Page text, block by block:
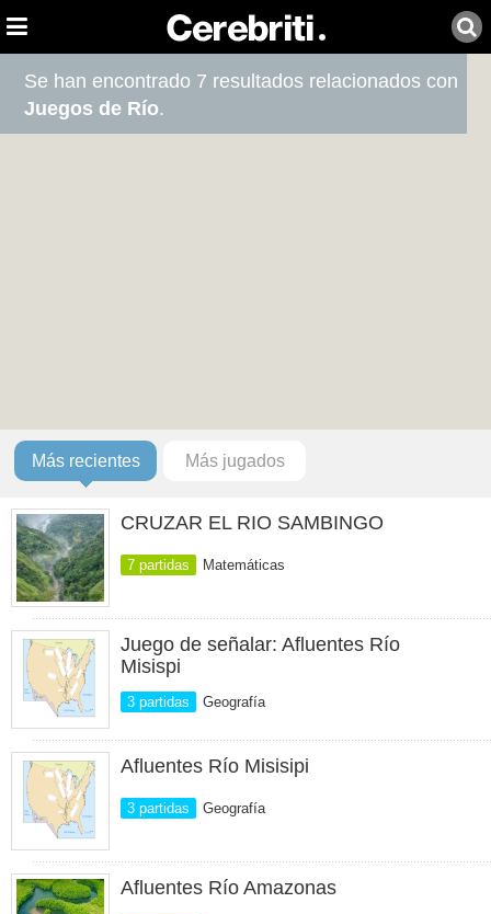
Se han encontrado 7 resultados relacionados con
Juegos de Río.
Más recientes Más jugados
CRUZAR EL RIO SAMBINGO
7 partidas Matemáticas
Juego de señalar: Afluentes Río
Misispi
3 partidas Geografía
Afluentes Río Misisipi
3 partidas Geografía
Afluentes Río Amazonas